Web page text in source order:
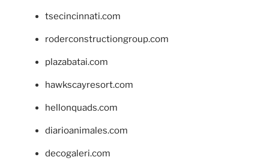
tsecincinnati.com
roderconstructiongroup.com
plazabatai.com
hawkscayresort.com
hellonquads.com
diarioanimales.com
decogaleri.com